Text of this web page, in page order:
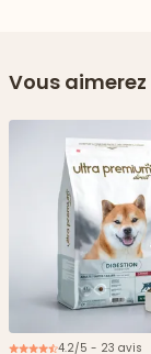
Vous
4.2/5 - 23 avis